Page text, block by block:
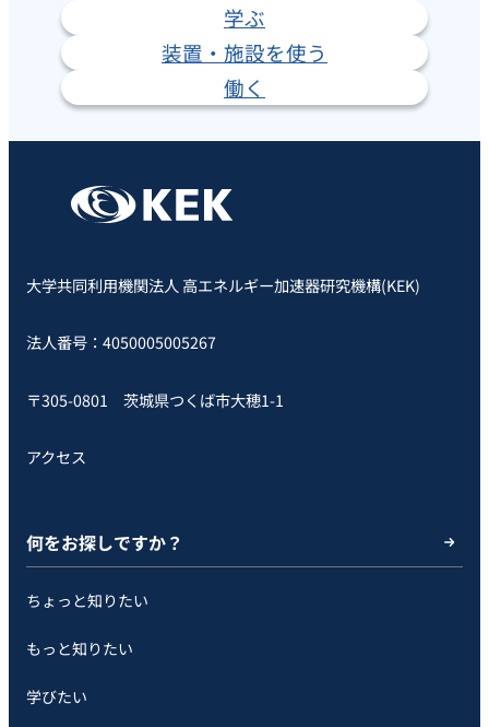
学ぶ
装置・施設を使う
働く
大学共同利用機関法人 高エネルギー加速器研究機構(KEK)
法人番号：4050005005267
〒305-0801 茨城県つくば市大穂1-1
アクセス
何をお探しですか？
ちょっと知りたい
もっと知りたい
学びたい